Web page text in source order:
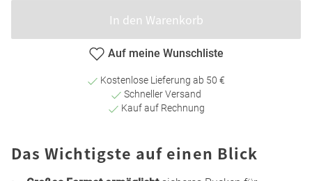
In den Warenkorb
Auf meine Wunschliste
Kostenlose Lieferung ab 50 €
Schneller Versand
Kauf auf Rechnung
Das Wichtigste auf einen Blick